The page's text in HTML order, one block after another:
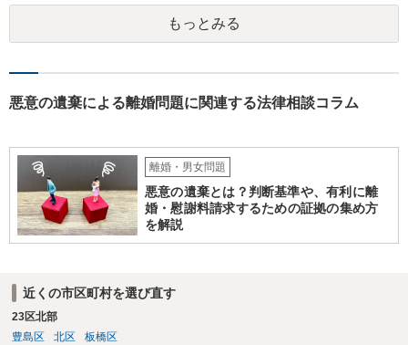
てた方が良いかと思われます。 調停においては、相手と直接会うとい
うことは基本的にないため、代理人とご本人と裁判所で話をしていく
形となります。
もっとみる
悪意の遺棄による離婚問題に関連する法律相談コラム
離婚・男女問題
悪意の遺棄とは？判断基準や、有利に離
婚・慰謝料請求するための証拠の集め方
を解説
近くの市区町村を選び直す
23区北部
豊島区
北区 板橋区